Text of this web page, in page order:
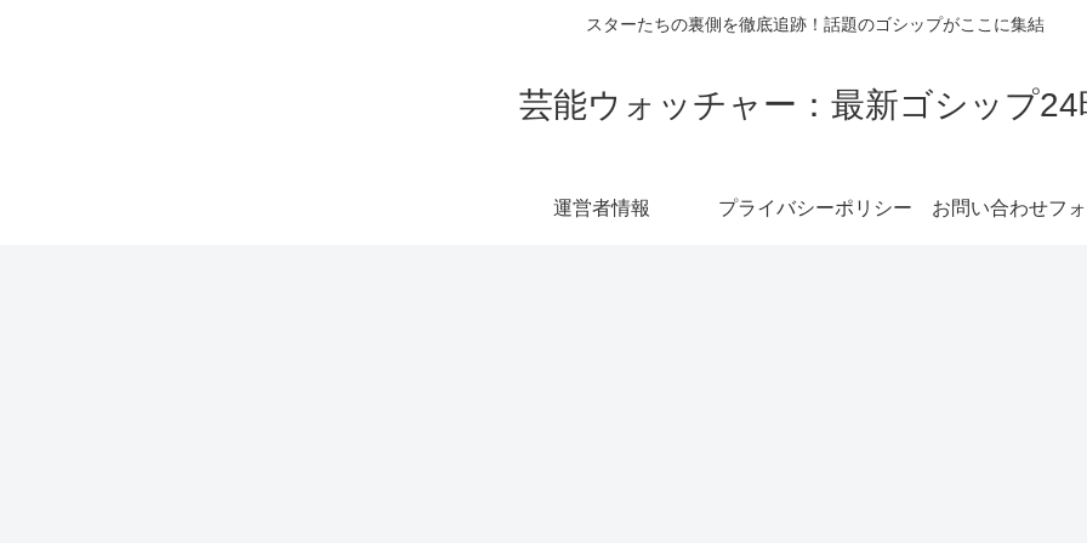
スターたちの裏側を徹底追跡！話題のゴシップがここに集結
芸能ウォッチャー：最新ゴシップ24
運営者情報 プライバシーポリシー お問い合わせフ